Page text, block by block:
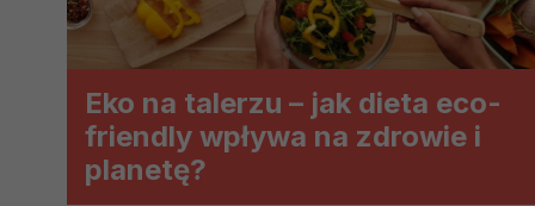
Eko na talerzu – jak dieta eco-
friendly wpływa na zdrowie i
planetę?